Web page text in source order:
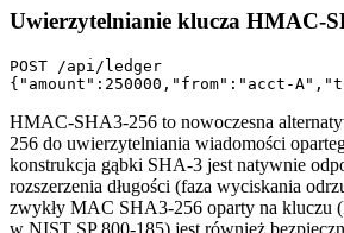
Uwierzytelnianie klucza HMAC-
POST /api/ledger
{"amount":250000,"from":"acct-
HMAC-SHA3-256 to nowoczesna
256 do uwierzytelniania wiadomości
konstrukcja gąbki SHA-3 jest natywnie
rozszerzenia długości (faza wyciskania
zwykły MAC SHA3-256 oparty na kluczu
w NIST SP 800-185) jest również